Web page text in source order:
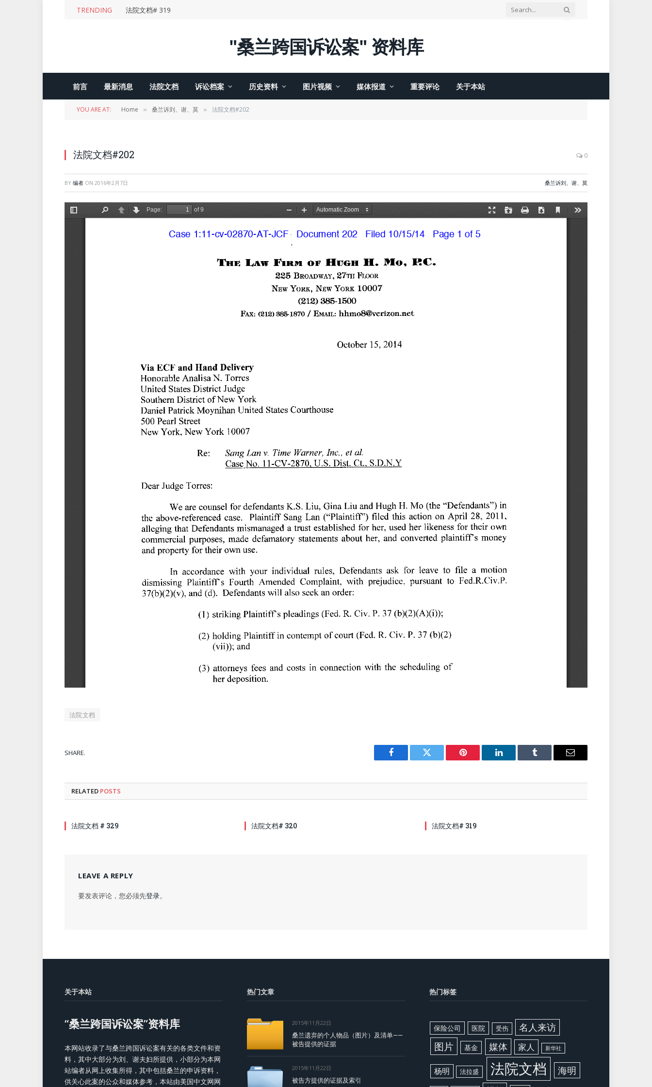
TRENDING 法院文档# 319
"桑兰跨国诉讼案" 资料库
前言 最新消息 法院文档 诉讼档案 历史资料 图片视频 媒体报道 重要评论 关于本站
YOU ARE AT: Home » 桑兰诉刘、谢、莫 » 法院文档#202
法院文档#202 0
BY 编者 ON 2016年2月7日 桑兰诉刘、谢、莫
法院文档
SHARE.
Facebook Twitter Pinterest LinkedIn Tumblr Email
RELATED POSTS
法院文档 # 329 法院文档# 320 法院文档# 319
LEAVE A REPLY
要发表评论，您必须先登录。
关于本站
“桑兰跨国诉讼案”资料库
本网站收录了与桑兰跨国诉讼案有关的各类文件和资
料，其中大部分为刘、谢夫妇所提供，小部分为本网
站编者从网上收集所得，其中包括桑兰的申诉资料，
供关心此案的公众和媒体参考，本站由美国中文网网
热门文章
2015年11月22日
桑兰遗弃的个人物品（图片）及清单——
被告提供的证据
2015年11月22日
被告方提供的证据及索引
热门标签
保险公司 医院 受伤 名人来访
图片 基金 媒体 家人 新华社
杨明 法拉盛 法院文档 海明